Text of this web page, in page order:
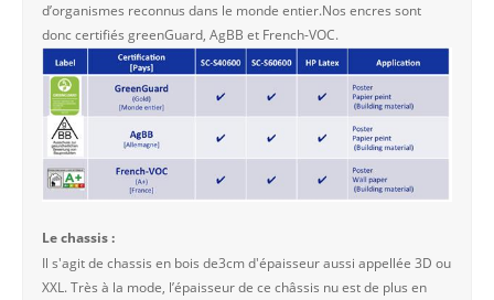
d’organismes reconnus dans le monde entier.Nos encres sont
donc certifiés greenGuard, AgBB et French-VOC.
Le chassis :
Il s'agit de chassis en bois de3cm d'épaisseur aussi appellée 3D ou
XXL. Très à la mode, l’épaisseur de ce châssis nu est de plus en